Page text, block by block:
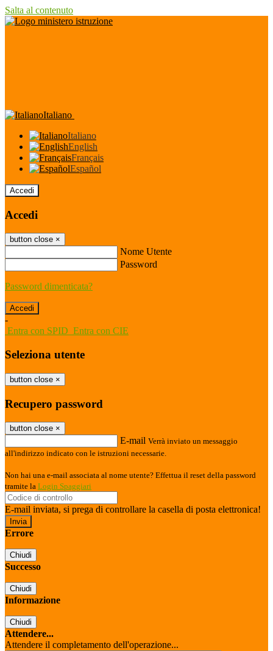
Salta al contenuto
Italiano
Italiano
English
Français
Español
Accedi
Accedi
button close ×
Nome Utente
Password
Password dimenticata?
-
Entra con SPID Entra con CIE
Seleziona utente
button close ×
Recupero password
button close ×
E-mail Verrà inviato un messaggio
all'indirizzo indicato con le istruzioni necessarie.
Non hai una e-mail associata al nome utente? Effettua il reset della password
tramite la Login Spaggiari
E-mail inviata, si prega di controllare la casella di posta elettronica!
Errore
Chiudi
Successo
Chiudi
Informazione
Chiudi
Attendere...
Attendere il completamento dell'operazione...